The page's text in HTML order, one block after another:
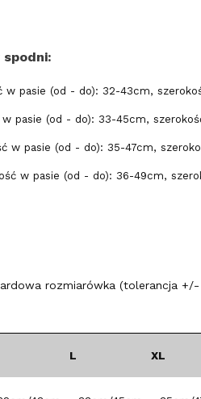
spodni:
w pasie (od - do): 32-43cm,
pasie (od - do): 33-45cm,
w pasie (od - do): 35-47cm,
w pasie (od - do): 36-49cm,
rozmiarówka (tolerancja +/-
L XL